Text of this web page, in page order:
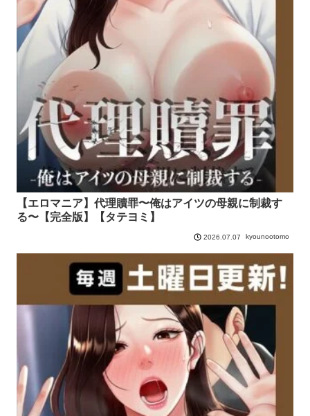
【エロマニア】代理贖罪〜俺はアイツの母親に制裁す
る〜【完全版】【タテヨミ】
2026.07.07 kyounootomo